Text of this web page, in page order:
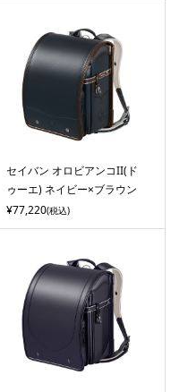
セイバン オロビアンコII(ド
ゥーエ) ネイビー×ブラウン
¥77,220(税込)